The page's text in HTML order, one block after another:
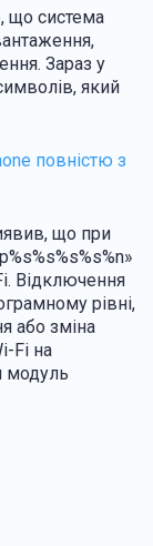
що система
Зараз у
який
повністю з
що при
Відключення
рівні,
або зміна
Fi на
модуль